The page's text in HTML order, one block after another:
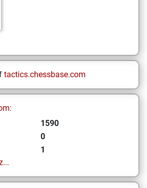
tactics.chessbase.com
1590
0
1